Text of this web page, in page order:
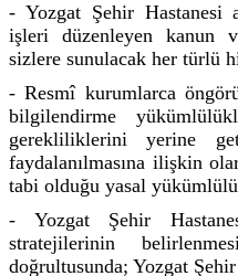
- Yozgat Şehir Hastanesi
işleri düzenleyen kanun
sizlere sunulacak her türlü
- Resmî kurumlarca
bilgilendirme
gerekliliklerini yerine
faydalanılmasına ilişkin
tabi olduğu yasal
- Yozgat Şehir
stratejilerinin
doğrultusunda; Yozgat